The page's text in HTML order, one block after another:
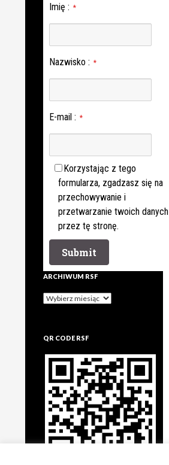
Imię : *
Nazwisko : *
E-mail : *
Korzystając z tego
formularza, zgadzasz się na
przechowywanie i
przetwarzanie twoich danych
przez tę stronę.
ARCHIWUM RSF
Archiwum
QR CODE RSF